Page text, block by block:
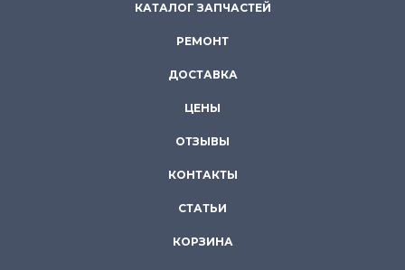
КАТАЛОГ ЗАПЧАСТЕЙ
РЕМОНТ
ДОСТАВКА
ЦЕНЫ
ОТЗЫВЫ
КОНТАКТЫ
СТАТЬИ
КОРЗИНА